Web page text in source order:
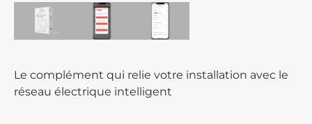
Le complément qui relie votre installation avec le
réseau électrique intelligent